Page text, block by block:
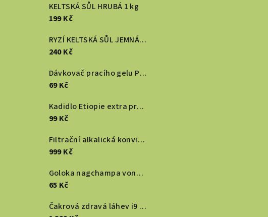
KELTSKÁ SŮL HRUBÁ 1 kg
199 Kč
RYZÍ KELTSKÁ SŮL JEMNÁ RAW 1 kg
240 Kč
Dávkovač pracího gelu PERMONKA
69 Kč
Kadidlo Etiopie extra premium 20g
99 Kč
Filtrační alkalická konvice ZELENÁ
999 Kč
Goloka nagchampa vonné tyčinky 16g
65 Kč
Čakrová zdravá láhev i9 POZNIK